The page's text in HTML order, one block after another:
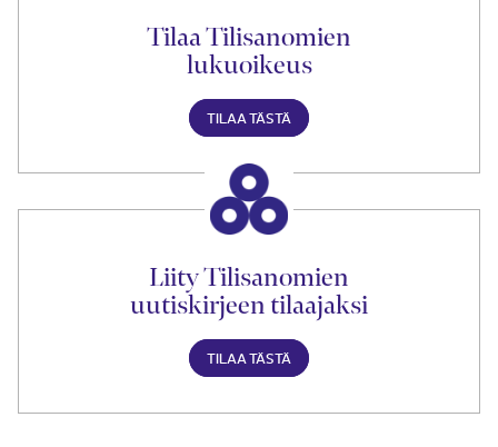
Tilaa Tilisanomien
lukuoikeus
TILAA TÄSTÄ
Liity Tilisanomien
uutiskirjeen tilaajaksi
TILAA TÄSTÄ